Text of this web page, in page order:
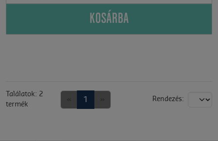
KOSÁRBA
Találatok: 2
termék
1 Rendezés: